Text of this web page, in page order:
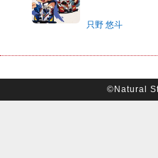
只野 悠斗
©Natural